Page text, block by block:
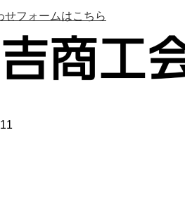
せフォームはこちら